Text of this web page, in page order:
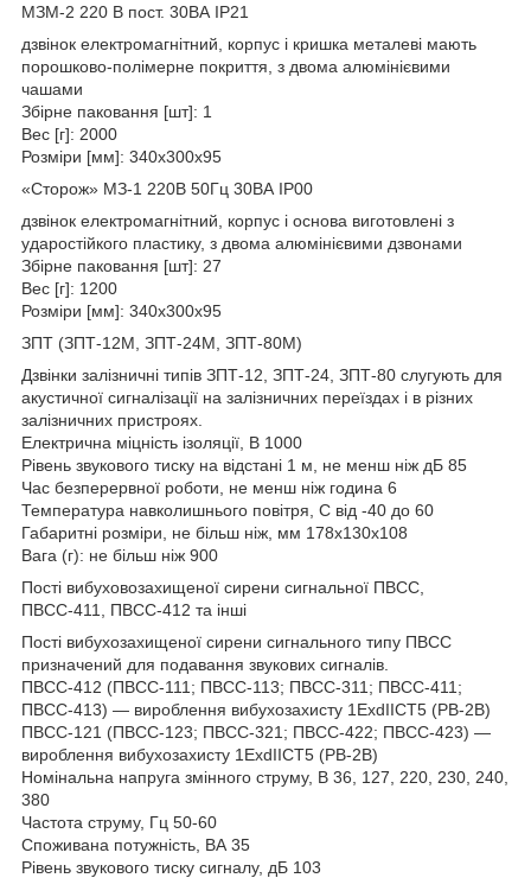
МЗМ-2 220 В пост. 30ВА IP21
дзвінок електромагнітний, корпус і кришка металеві мають
порошково-полімерне покриття, з двома алюмінієвими
чашами
Збірне паковання [шт]: 1
Вес [г]: 2000
Розміри [мм]: 340х300х95
«Сторож» МЗ-1 220В 50Гц 30ВА IP00
дзвінок електромагнітний, корпус і основа виготовлені з
ударостійкого пластику, з двома алюмінієвими дзвонами
Збірне паковання [шт]: 27
Вес [г]: 1200
Розміри [мм]: 340х300х95
ЗПТ (ЗПТ-12М, ЗПТ-24М, ЗПТ-80М)
Дзвінки залізничні типів ЗПТ-12, ЗПТ-24, ЗПТ-80 слугують для
акустичної сигналізації на залізничних переїздах і в різних
залізничних пристроях.
Електрична міцність ізоляції, В 1000
Рівень звукового тиску на відстані 1 м, не менш ніж дБ 85
Час безперервної роботи, не менш ніж година 6
Температура навколишнього повітря, C від -40 до 60
Габаритні розміри, не більш ніж, мм 178х130х108
Вага (г): не більш ніж 900
Пості вибуховозахищеної сирени сигнальної ПВСС,
ПВСС-411, ПВСС-412 та інші
Пості вибухозахищеної сирени сигнального типу ПВСС
призначений для подавання звукових сигналів.
ПВСС-412 (ПВСС-111; ПВСС-113; ПВСС-311; ПВСС-411;
ПВСС-413) — вироблення вибухозахисту 1ExdIICT5 (PB-2B)
ПВСС-121 (ПВСС-123; ПВСС-321; ПВСС-422; ПВСС-423) —
вироблення вибухозахисту 1ExdIICT5 (PB-2B)
Номінальна напруга змінного струму, В 36, 127, 220, 230, 240,
380
Частота струму, Гц 50-60
Споживана потужність, ВА 35
Рівень звукового тиску сигналу, дБ 103